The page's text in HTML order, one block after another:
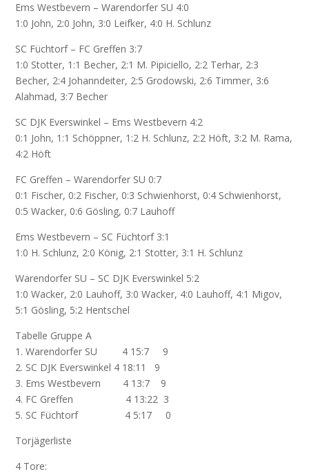
Ems Westbevern – Warendorfer SU 4:0
1:0 John, 2:0 John, 3:0 Leifker, 4:0 H. Schlunz
SC Füchtorf – FC Greffen 3:7
1:0 Stotter, 1:1 Becher, 2:1 M. Pipiciello, 2:2 Terhar, 2:3
Becher, 2:4 Johanndeiter, 2:5 Grodowski, 2:6 Timmer, 3:6
Alahmad, 3:7 Becher
SC DJK Everswinkel – Ems Westbevern 4:2
0:1 John, 1:1 Schöppner, 1:2 H. Schlunz, 2:2 Höft, 3:2 M. Rama,
4:2 Höft
FC Greffen – Warendorfer SU 0:7
0:1 Fischer, 0:2 Fischer, 0:3 Schwienhorst, 0:4 Schwienhorst,
0:5 Wacker, 0:6 Gösling, 0:7 Lauhoff
Ems Westbevern – SC Füchtorf 3:1
1:0 H. Schlunz, 2:0 König, 2:1 Stotter, 3:1 H. Schlunz
Warendorfer SU – SC DJK Everswinkel 5:2
1:0 Wacker, 2:0 Lauhoff, 3:0 Wacker, 4:0 Lauhoff, 4:1 Migov,
5:1 Gösling, 5:2 Hentschel
Tabelle Gruppe A
1. Warendorfer SU 4 15:7 9
2. SC DJK Everswinkel 4 18:11 9
3. Ems Westbevern 4 13:7 9
4. FC Greffen 4 13:22 3
5. SC Füchtorf 4 5:17 0
Torjägerliste
4 Tore: